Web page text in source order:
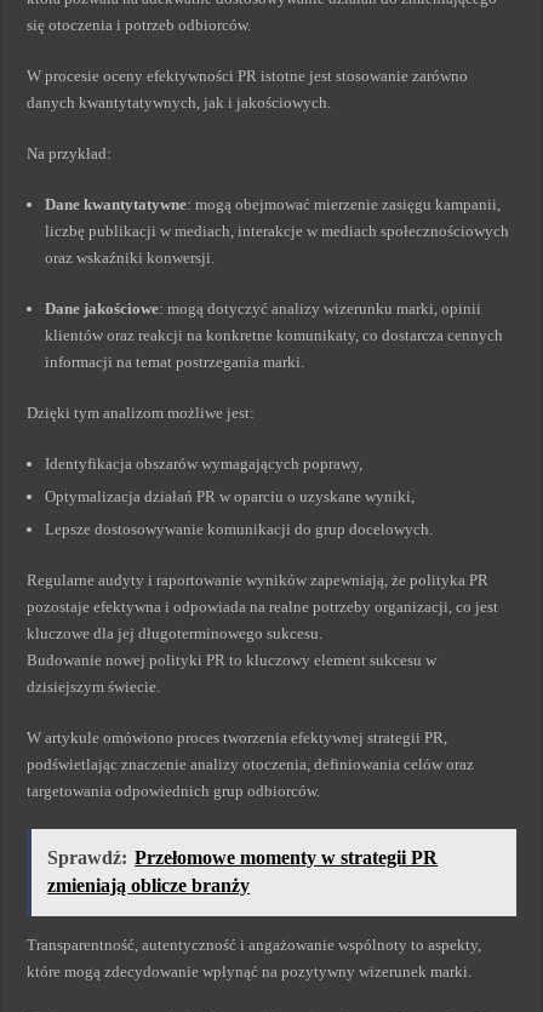
się otoczenia i potrzeb odbiorców.
W procesie oceny efektywności PR istotne jest stosowanie zarówno
danych kwantytatywnych, jak i jakościowych.
Na przykład:
Dane kwantytatywne: mogą obejmować mierzenie zasięgu kampanii,
liczbę publikacji w mediach, interakcje w mediach społecznościowych
oraz wskaźniki konwersji.
Dane jakościowe: mogą dotyczyć analizy wizerunku marki, opinii
klientów oraz reakcji na konkretne komunikaty, co dostarcza cennych
informacji na temat postrzegania marki.
Dzięki tym analizom możliwe jest:
Identyfikacja obszarów wymagających poprawy,
Optymalizacja działań PR w oparciu o uzyskane wyniki,
Lepsze dostosowywanie komunikacji do grup docelowych.
Regularne audyty i raportowanie wyników zapewniają, że polityka PR
pozostaje efektywna i odpowiada na realne potrzeby organizacji, co jest
kluczowe dla jej długoterminowego sukcesu.
Budowanie nowej polityki PR to kluczowy element sukcesu w
dzisiejszym świecie.
W artykule omówiono proces tworzenia efektywnej strategii PR,
podświetlając znaczenie analizy otoczenia, definiowania celów oraz
targetowania odpowiednich grup odbiorców.
Sprawdź: Przełomowe momenty w strategii PR
zmieniają oblicze branży
Transparentność, autentyczność i angażowanie wspólnoty to aspekty,
które mogą zdecydowanie wpłynąć na pozytywny wizerunek marki.